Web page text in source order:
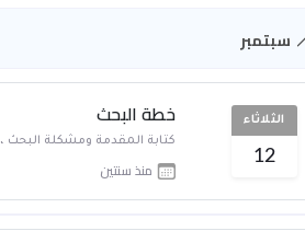
سبتمبر
الثلاثاء
12
خطة البحث
كتابة المقدمة ومشكلة البحث ،
منذ سنتين